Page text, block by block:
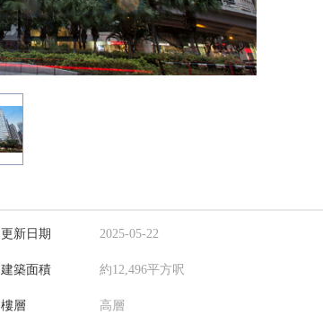
更新日期 2025-05-22
建築面積 約12,496平方呎
樓層 高層